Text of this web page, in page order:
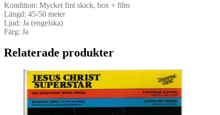
Kondition: Mycket fint skick, box + film
Längd: 45-50 meter
Ljud: Ja (engelska)
Färg: Ja
Relaterade produkter